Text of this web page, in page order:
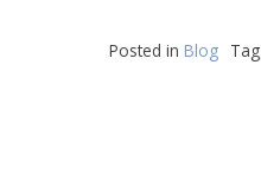
Posted in Blog